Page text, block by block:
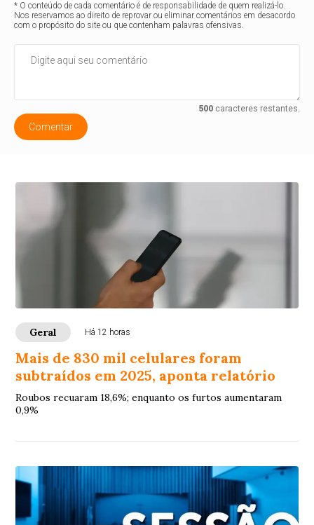
* O conteúdo de cada comentário é de responsabilidade de quem realizá-lo.
Nos reservamos ao direito de reprovar ou eliminar comentários em desacordo
com o propósito do site ou que contenham palavras ofensivas.
500caracteres restantes.
Comentar
Geral Há 12 horas
Mais de 830 mil celulares foram
subtraídos em 2025, aponta relatório
Roubos recuaram 18,6%; enquanto os furtos aumentaram
0,9%